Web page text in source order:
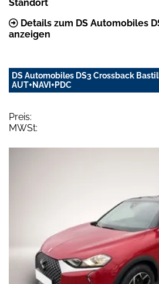
Standort
Details zum DS Automobiles
anzeigen
DS Automobiles DS3 Crossback
AUT+NAVI+PDC
Preis:
MWSt: